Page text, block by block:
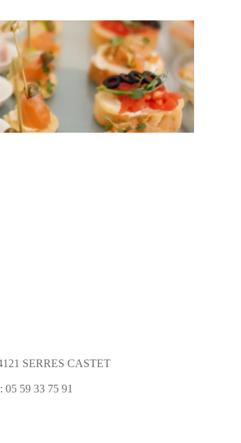
SERRES CASTET
05 59 33 75 91